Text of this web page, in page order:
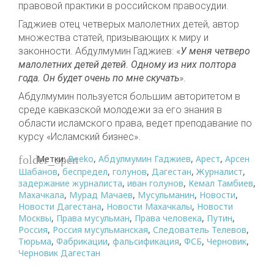
правовой практики в российском правосудии.
Гаджиев отец четверых малолетних детей, автор
множества статей, призывающих к миру и
законности. Абдулмумин Гаджиев: «У меня четверо
малолетних детей детей. Одному из них полтора
года. Он будет очень по мне скучать».
Абдулмумин пользуется большим авторитетом в
среде кавказской молодежи за его знания в
области исламского права, ведет преподавание по
курсу «Исламский бизнес».
folder_open
Метки:Beeko, Абдулмумин Гаджиев, Арест, Арсен
Шабанов, беспредел, голунов, Дагестан, Журналист,
задержание журналиста, иван голунов, Кемал Тамбиев,
Махачкала, Мурад Мачаев, Мусульманин, Новости,
Новости Дагестана, Новости Махачкалы, Новости
Москвы, Права мусульман, Права человека, Путин,
Россия, Россия мусульманская, Следователь Телевов,
Тюрьма, Фабрикации, фальсификация, ФСБ, Черновик,
Черновик Дагестан